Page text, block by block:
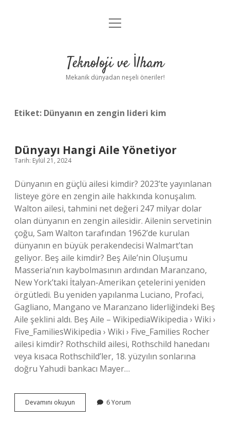
Anasayfa
Yasal Uyarı
menüyü
Teknoloji ve İlham
Mekanik dünyadan neşeli öneriler!
Etiket: Dünyanın en zengin lideri kim
Dünyayı Hangi Aile Yönetiyor
Tarih: Eylül 21, 2024
Dünyanın en güçlü ailesi kimdir? 2023’te yayınlanan
listeye göre en zengin aile hakkında konuşalım.
Walton ailesi, tahmini net değeri 247 milyar dolar
olan dünyanın en zengin ailesidir. Ailenin servetinin
çoğu, Sam Walton tarafından 1962’de kurulan
dünyanın en büyük perakendecisi Walmart’tan
geliyor. Beş aile kimdir? Beş Aile’nin Oluşumu
Masseria’nın kaybolmasının ardından Maranzano,
New York’taki İtalyan-Amerikan çetelerini yeniden
örgütledi. Bu yeniden yapılanma Luciano, Profaci,
Gagliano, Mangano ve Maranzano liderliğindeki Beş
Aile şeklini aldı. Beş Aile – WikipediaWikipedia › Wiki ›
Five_FamiliesWikipedia › Wiki › Five_Families Rocher
ailesi kimdir? Rothschild ailesi, Rothschild hanedanı
veya kısaca Rothschild’ler, 18. yüzyılın sonlarına
doğru Yahudi bankacı Mayer…
Devamını okuyun Dünyayı
Hangi
6 Yorum